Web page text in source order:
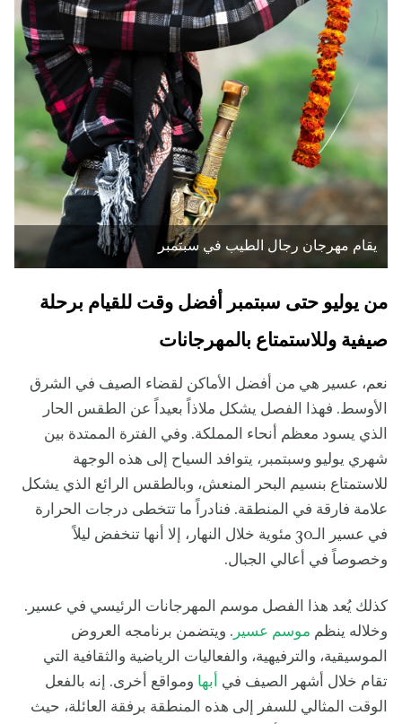
يقام مهرجان رجال الطيب في سبتمبر
من يوليو حتى سبتمبر أفضل وقت للقيام برحلة
صيفية وللاستمتاع بالمهرجانات
نعم، عسير هي من أفضل الأماكن لقضاء الصيف في الشرق
الأوسط. فهذا الفصل يشكل ملاذاً بعيداً عن الطقس الحار
الذي يسود معظم أنحاء المملكة. وفي الفترة الممتدة بين
شهري يوليو وسبتمبر، يتوافد السياح إلى هذه الوجهة
للاستمتاع بنسيم البحر المنعش، وبالطقس الرائع الذي يشكل
علامة فارقة في المنطقة. فنادراً ما تتخطى درجات الحرارة
في عسير الـ30 مئوية خلال النهار، إلا أنها تنخفض ليلاً
وخصوصاً في أعالي الجبال.
كذلك يُعد هذا الفصل موسم المهرجانات الرئيسي في عسير.
وخلاله ينظم موسم عسير . ويتضمن برنامجه العروض
الموسيقية، والترفيهية، والفعاليات الرياضية والثقافية التي
تقام خلال أشهر الصيف في
أبها ومواقع أخرى. إنه بالفعل
الوقت المثالي للسفر إلى هذه المنطقة برفقة العائلة، حيث